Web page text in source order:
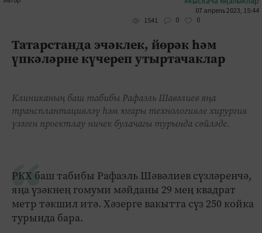
07 апрель 2023, 15:44
1541
0 0
Татарстанда эчәклек, йөрәк һәм
үпкәләрне күчереп утыртачаклар
Клиниканың баш табибы Рафаэль Шавәлиев яңа
трансплантацияләү һәм югары технологияле хирургия
үзәген проектлау ничек булачагы турында сөйләде.
РКХ баш табибы Рафаэль Шәвәлиев сүзләренчә,
яңа үзәкнең гомуми мәйданы 29 мең квадрат
метр тәкшил итә. Хәзерге вакытта сүз 250 койка
турында бара.